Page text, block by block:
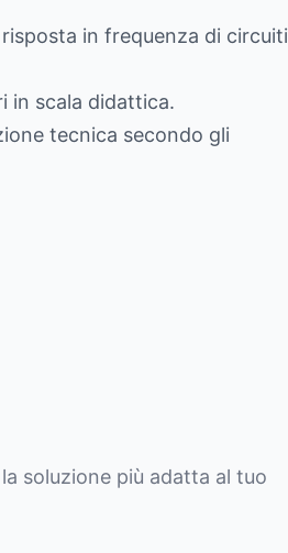
in frequenza di circuiti
in scala didattica.
tecnica secondo gli
soluzione più adatta al tuo